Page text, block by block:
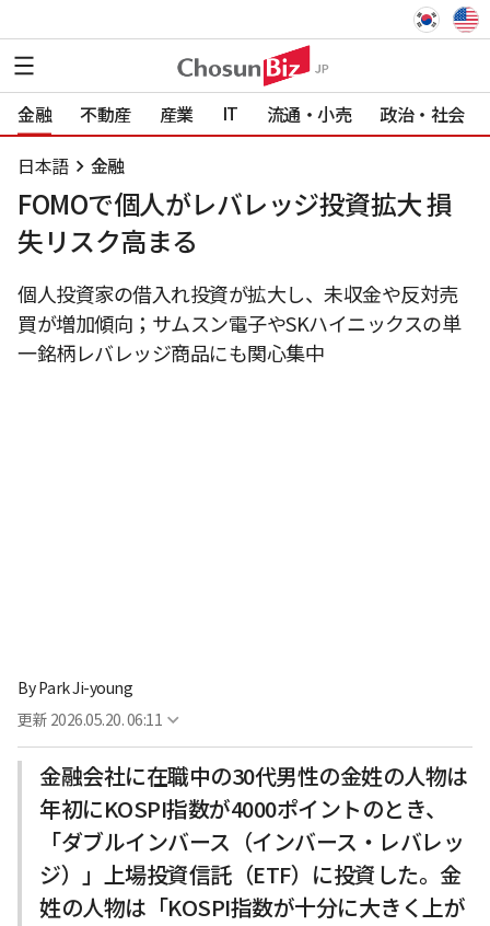
金融 不動産 産業 IT 流通・小売 政治・社会
日本語 金融
FOMOで個人がレバレッジ投資拡大 損
失リスク高まる
個人投資家の借入れ投資が拡大し、未収金や反対売
買が増加傾向；サムスン電子やSKハイニックスの単
一銘柄レバレッジ商品にも関心集中
By Park Ji-young
更新 2026.05.20. 06:11
金融会社に在職中の30代男性の金姓の人物は
年初にKOSPI指数が4000ポイントのとき、
「ダブルインバース（インバース・レバレッ
ジ）」上場投資信託（ETF）に投資した。金
姓の人物は「KOSPI指数が十分に大きく上が